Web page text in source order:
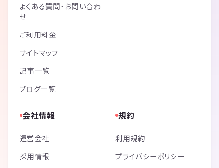
よくある質問・お問い合わ
せ
ご利用料金
サイトマップ
記事一覧
ブログ一覧
会社情報
運営会社
採用情報
規約
利用規約
プライバシーポリシー